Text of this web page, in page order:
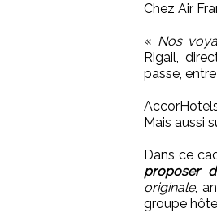
Chez Air
« Nos
Rigail,
passe,
Mais aussi
Dans ce
proposer
originale,
groupe